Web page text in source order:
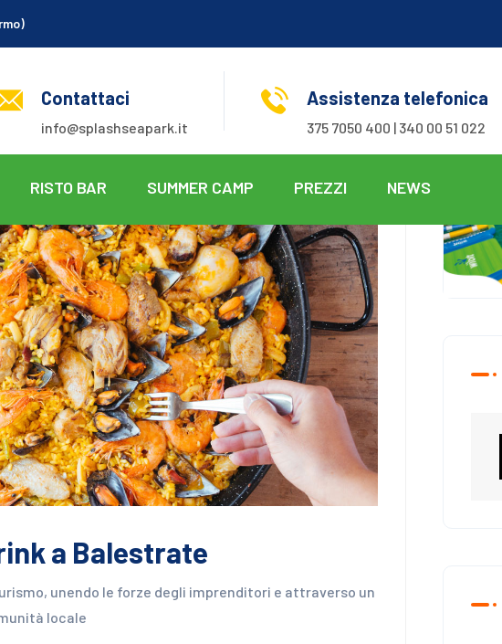
Contattaci
info@splashseapark.it
Assistenza telefonica
375 7050 400 | 340 00 51 022
RISTO BAR SUMMER CAMP PREZZI NEWS
a Balestrate
unendo le forze degli imprenditori e attraverso un
locale